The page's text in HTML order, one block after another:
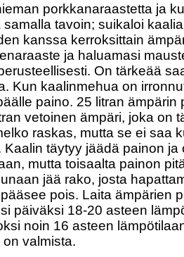
porkkanaraastetta ja
tavoin; suikaloi
kanssa kerroksittain
ja haluamasi
On tärkeää
Kun kaalinmehua on
paino. 25 litran ämpärin
vetoinen ämpäri, joka on
raskas, mutta se ei saa
Kaalin täytyy jäädä painon
mutta toisaalta painon
jää rako, josta
pois. Laita ämpärien
päiväksi 18-20 asteen
noin 16 asteen
valmista.